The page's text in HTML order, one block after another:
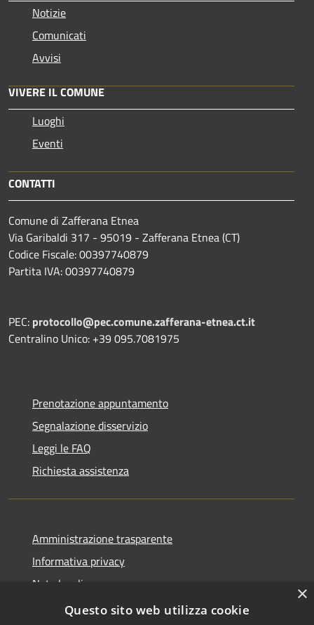
Notizie
Comunicati
Avvisi
VIVERE IL COMUNE
Luoghi
Eventi
CONTATTI
Comune di Zafferana Etnea
Via Garibaldi 317 - 95019 - Zafferana Etnea (CT)
Codice Fiscale: 00397740879
Partita IVA: 00397740879
PEC: protocollo@pec.comune.zafferana-etnea.ct.it
Centralino Unico: +39 095.7081975
Prenotazione appuntamento
Segnalazione disservizio
Leggi le FAQ
Richiesta assistenza
Amministrazione trasparente
Informativa privacy
Note legali
Dichiarazione di accessibilità
×
Questo sito web utilizza cookie